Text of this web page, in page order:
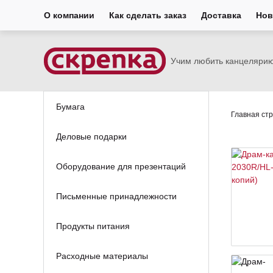
О компании Как сделать заказ Доставка
Учим любить
Бумага
Деловые подарки
Оборудование для презентаций
Письменные принадлежности
Продукты питания
Расходные материалы
Главная